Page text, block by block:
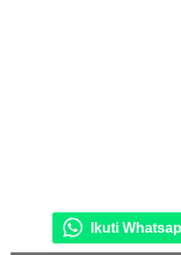
Ikuti